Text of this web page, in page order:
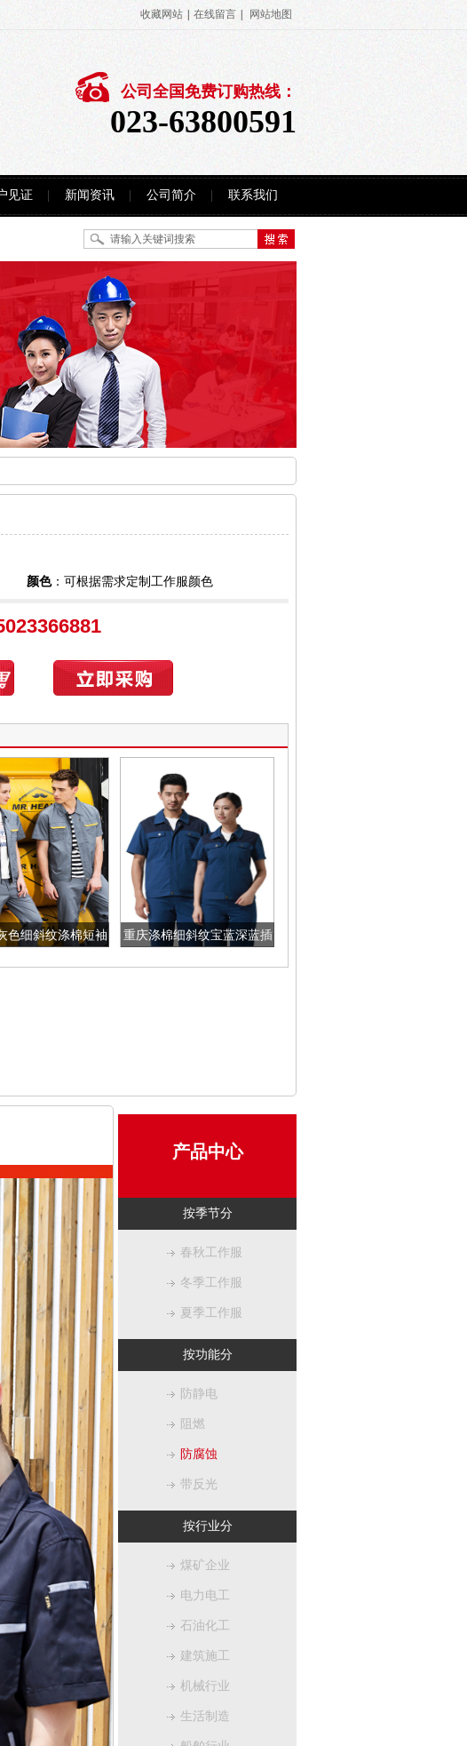
收藏网站 在线留言 网站地图
公司全国免费订购热线：
023-63800591
见证 新闻资讯 公司简介 联系我们
颜色：可根据需求定制工作服颜色
色细斜纹涤棉短袖
重庆涤棉细斜纹宝蓝深蓝插
产品中心
按季节分
春秋工作服
冬季工作服
夏季工作服
按功能分
防静电
阻燃
防腐蚀
带反光
按行业分
煤矿企业
电力电工
石油化工
建筑施工
机械行业
生活制造